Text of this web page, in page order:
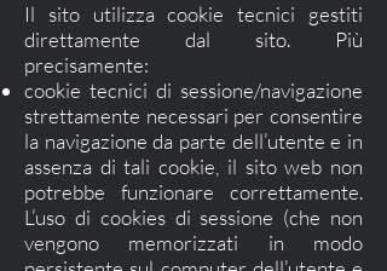
Il sito utilizza cookie tecnici gestiti
direttamente dal sito. Più
precisamente:
cookie tecnici di sessione/navigazione
strettamente necessari per consentire
la navigazione da parte dell’utente e in
assenza di tali cookie, il sito web non
potrebbe funzionare correttamente.
L’uso di cookies di sessione (che non
vengono memorizzati in modo